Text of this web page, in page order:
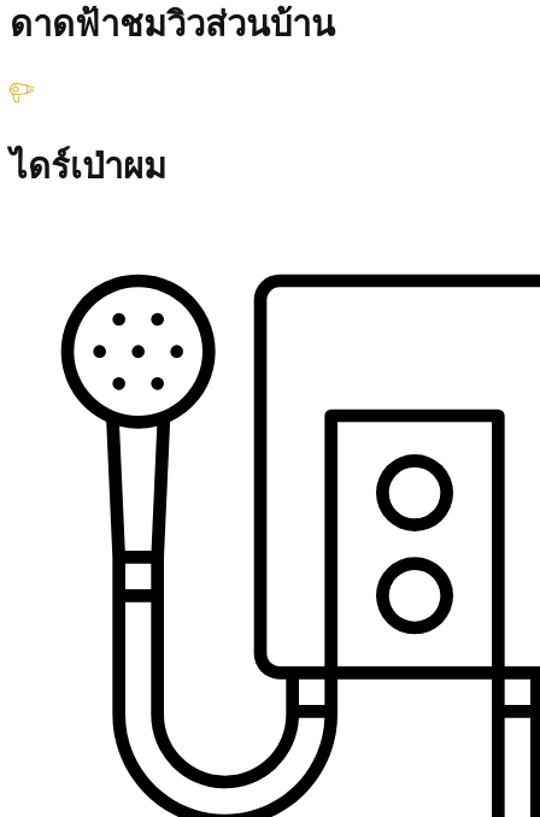
ดาดฟ้าชมวิวส่วนบ้าน
ไดร์เป่าผม